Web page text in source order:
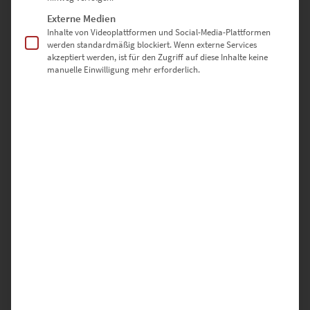
SCHREIBE DIE ERSTE BEWERTUNG FÜR „EZ00581 PLANET
Externe Medien
Inhalte von Videoplattformen und Social-Media-Plattformen
werden standardmäßig blockiert. Wenn externe Services
akzeptiert werden, ist für den Zugriff auf diese Inhalte keine
manuelle Einwilligung mehr erforderlich.